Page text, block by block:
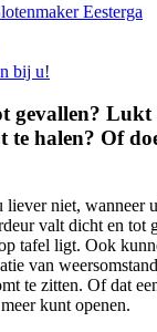
Eesterga
bij u!
gevallen? Lukt
te halen? Of
liever niet, wanneer
valt dicht en tot
tafel ligt. Ook
van
te zitten. Of dat
kunt openen.